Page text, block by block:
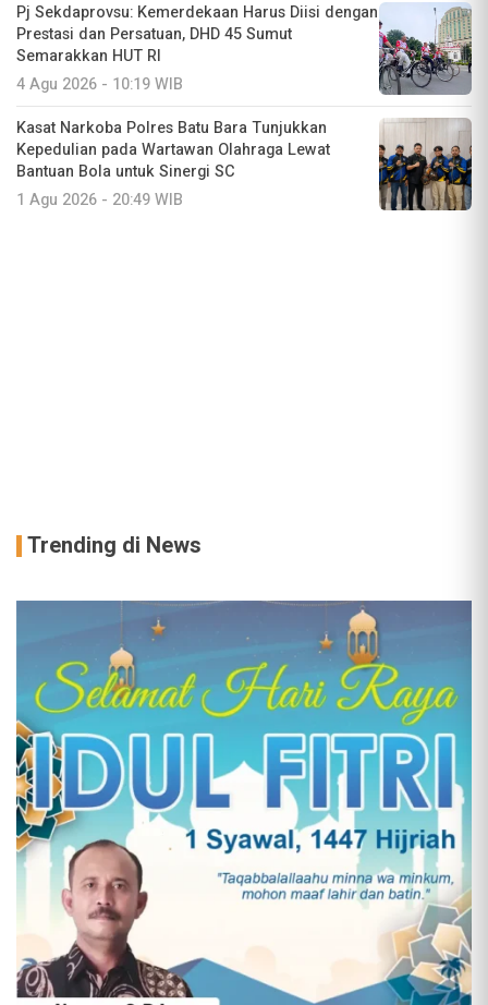
Pj Sekdaprovsu: Kemerdekaan Harus Diisi dengan
Prestasi dan Persatuan, DHD 45 Sumut
Semarakkan HUT RI
4 Agu 2026 - 10:19 WIB
Kasat Narkoba Polres Batu Bara Tunjukkan
Kepedulian pada Wartawan Olahraga Lewat
Bantuan Bola untuk Sinergi SC
1 Agu 2026 - 20:49 WIB
Trending di News